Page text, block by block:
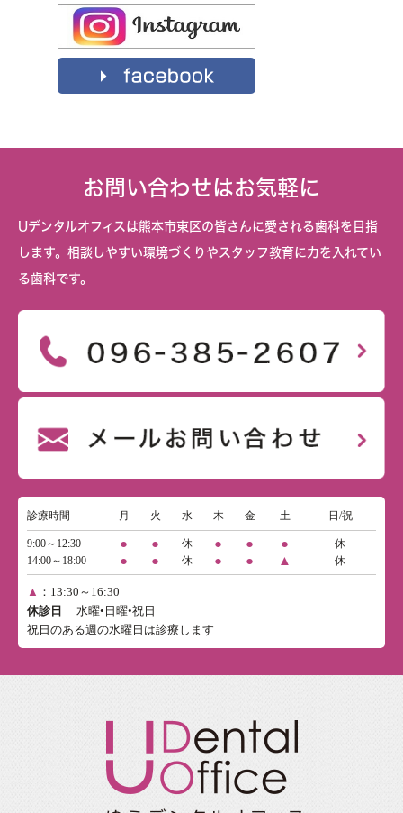
お問い合わせはお気軽に
Uデンタルオフィスは熊本市東区の皆さんに愛される歯科を目指
します。相談しやすい環境づくりやスタッフ教育に力を入れてい
る歯科です。
診療時間 月 火 水 木 金 土 日/祝
9:00～12:30 ● ● 休 ● ● ●
休
14:00～18:00
● ● 休 ● ● ▲ 休
▲ ：13:30～16:30
休診日
水曜•日曜•祝日
祝日のある週の水曜日は診療します